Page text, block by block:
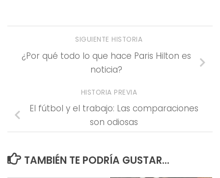
SIGUIENTE HISTORIA
¿Por qué todo lo que hace Paris Hilton es
noticia?
HISTORIA PREVIA
El fútbol y el trabajo: Las comparaciones
son odiosas
TAMBIÉN TE PODRÍA GUSTAR...